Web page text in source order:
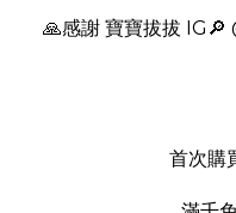
🙏感謝 寶寶拔拔 IG🔎
首次購